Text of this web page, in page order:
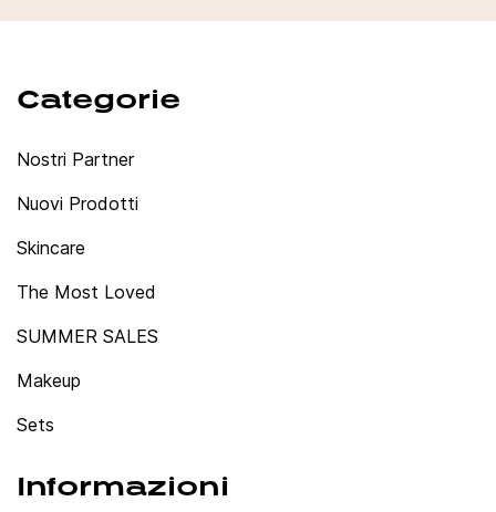
Categorie
Nostri Partner
Nuovi Prodotti
Skincare
The Most Loved
SUMMER SALES
Makeup
Sets
Informazioni